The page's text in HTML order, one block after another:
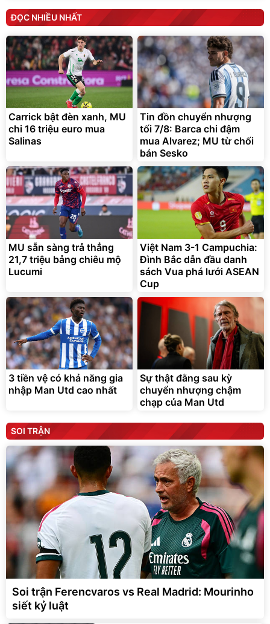
ĐỌC NHIỀU NHẤT
Carrick bật đèn xanh, MU
chi 16 triệu euro mua
Salinas
Tin đồn chuyển nhượng
tối 7/8: Barca chi đậm
mua Alvarez; MU từ chối
bán Sesko
MU sẵn sàng trả thẳng
21,7 triệu bảng chiêu mộ
Lucumi
Việt Nam 3-1 Campuchia:
Đình Bắc dẫn đầu danh
sách Vua phá lưới ASEAN
Cup
3 tiền vệ có khả năng gia
nhập Man Utd cao nhất
Sự thật đằng sau kỳ
chuyển nhượng chậm
chạp của Man Utd
SOI TRẬN
Soi trận Ferencvaros vs Real Madrid: Mourinho
siết kỷ luật